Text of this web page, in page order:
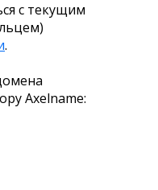
с текущим
.
Axelname: